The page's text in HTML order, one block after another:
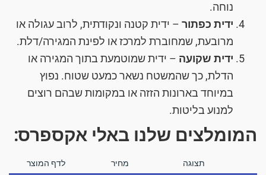
נוחה.
ידית כפתור – ידית קטנה ונקודתית, לרוב עגולה או
מרובעת, שמחוברת למרכז או לפינת המגירה/דלת.
ידית שקועה – ידית שמוטמעת בתוך המגירה או
הדלת, כך שהמשטח נשאר כמעט שטוח. נפוץ
במיוחד בארונות הזזה או במקומות שבהם רוצים
למנוע בליטות.
המומלצים שלנו באלי אקספרס:
תצוגה מחיר לדף המוצר